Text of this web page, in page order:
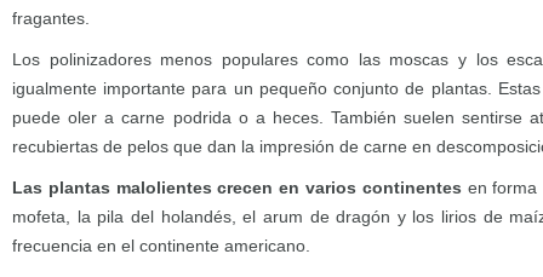
fragantes.
Los polinizadores menos populares como las moscas y los
igualmente importante para un pequeño conjunto de plantas.
puede oler a carne podrida o a heces. También suelen sentirse
recubiertas de pelos que dan la impresión de carne en
Las plantas malolientes crecen en varios continentes en forma
mofeta, la pila del holandés, el arum de dragón y los lirios de
frecuencia en el continente americano.